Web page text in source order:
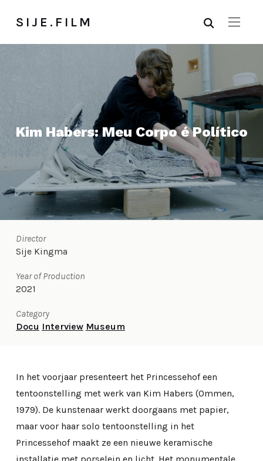
SIJE.FILM
Kim Habers: Meu Corpo é Político
Director
Sije Kingma
Year of Production
2021
Category
Docu Interview Museum
In het voorjaar presenteert het Princessehof een
tentoonstelling met werk van Kim Habers (Ommen,
1979). De kunstenaar werkt doorgaans met papier,
maar voor haar solo tentoonstelling in het
Princessehof maakt ze een nieuwe keramische